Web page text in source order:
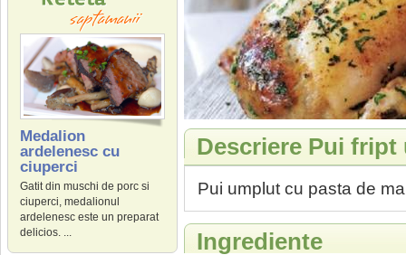
Medalion
ardelenesc cu
ciuperci
Gatit din muschi de porc si
ciuperci, medalionul
ardelenesc este un preparat
delicios. ...
Descriere Pui fript
Pui umplut cu pasta de
Ingrediente